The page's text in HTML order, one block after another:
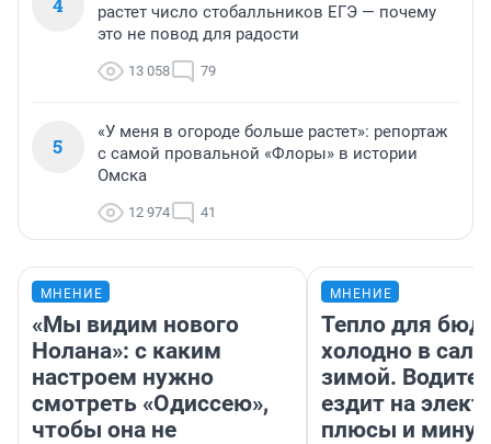
растет число стобалльников ЕГЭ — почему
это не повод для радости
13 058 79
5
«У меня в огороде больше растет»: репортаж
с самой провальной «Флоры» в истории
Омска
12 974 41
МНЕНИЕ
«Мы видим нового
Нолана»: с каким
настроем нужно
смотреть «Одиссею»,
чтобы она не
МНЕНИЕ
Тепло для
холодно в
зимой.
ездит на
плюсы и